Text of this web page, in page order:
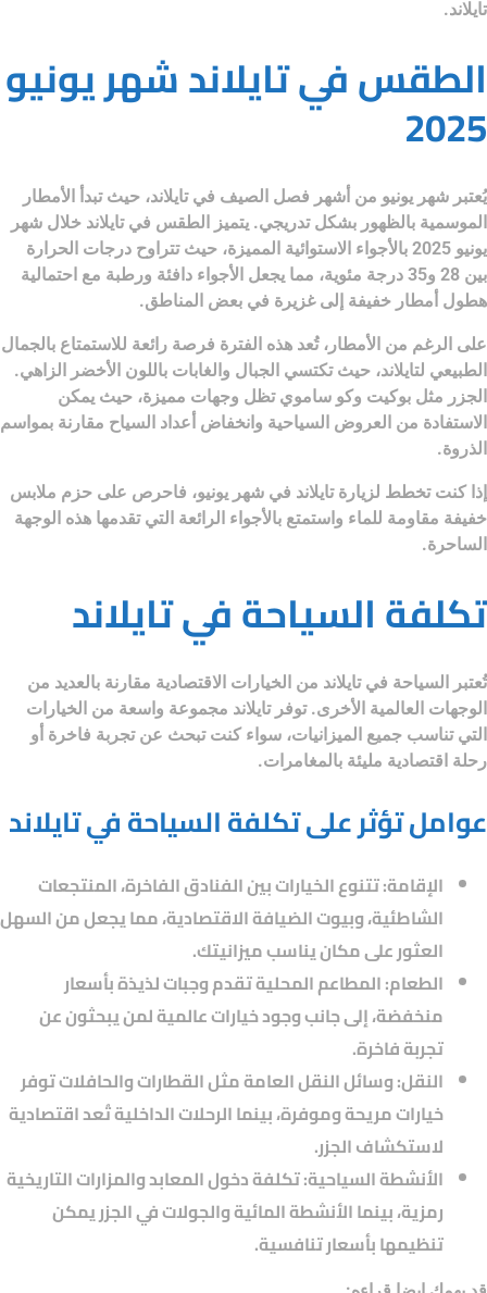
تايلاند.
الطقس في تايلاند شهر يونيو
2025
يُعتبر شهر يونيو من أشهر فصل الصيف في تايلاند، حيث تبدأ الأمطار
الموسمية بالظهور بشكل تدريجي. يتميز الطقس في تايلاند خلال شهر
يونيو 2025 بالأجواء الاستوائية المميزة، حيث تتراوح درجات الحرارة
بين 28 و35 درجة مئوية، مما يجعل الأجواء دافئة ورطبة مع احتمالية
هطول أمطار خفيفة إلى غزيرة في بعض المناطق.
على الرغم من الأمطار، تُعد هذه الفترة فرصة رائعة للاستمتاع بالجمال
الطبيعي لتايلاند، حيث تكتسي الجبال والغابات باللون الأخضر الزاهي.
الجزر مثل بوكيت وكو ساموي تظل وجهات مميزة، حيث يمكن
الاستفادة من العروض السياحية وانخفاض أعداد السياح مقارنة بمواسم
الذروة.
إذا كنت تخطط لزيارة تايلاند في شهر يونيو، فاحرص على حزم ملابس
خفيفة مقاومة للماء واستمتع بالأجواء الرائعة التي تقدمها هذه الوجهة
الساحرة.
تكلفة السياحة في تايلاند
تُعتبر السياحة في تايلاند من الخيارات الاقتصادية مقارنة بالعديد من
الوجهات العالمية الأخرى. توفر تايلاند مجموعة واسعة من الخيارات
التي تناسب جميع الميزانيات، سواء كنت تبحث عن تجربة فاخرة أو
رحلة اقتصادية مليئة بالمغامرات.
عوامل تؤثر على تكلفة السياحة في تايلاند
الإقامة: تتنوع الخيارات بين الفنادق الفاخرة، المنتجعات
الشاطئية، وبيوت الضيافة الاقتصادية، مما يجعل من السهل
العثور على مكان يناسب ميزانيتك.
الطعام: المطاعم المحلية تقدم وجبات لذيذة بأسعار
منخفضة، إلى جانب وجود خيارات عالمية لمن يبحثون عن
تجربة فاخرة.
النقل: وسائل النقل العامة مثل القطارات والحافلات توفر
خيارات مريحة وموفرة، بينما الرحلات الداخلية تُعد اقتصادية
لاستكشاف الجزر.
الأنشطة السياحية: تكلفة دخول المعابد والمزارات التاريخية
رمزية، بينما الأنشطة المائية والجولات في الجزر يمكن
تنظيمها بأسعار تنافسية.